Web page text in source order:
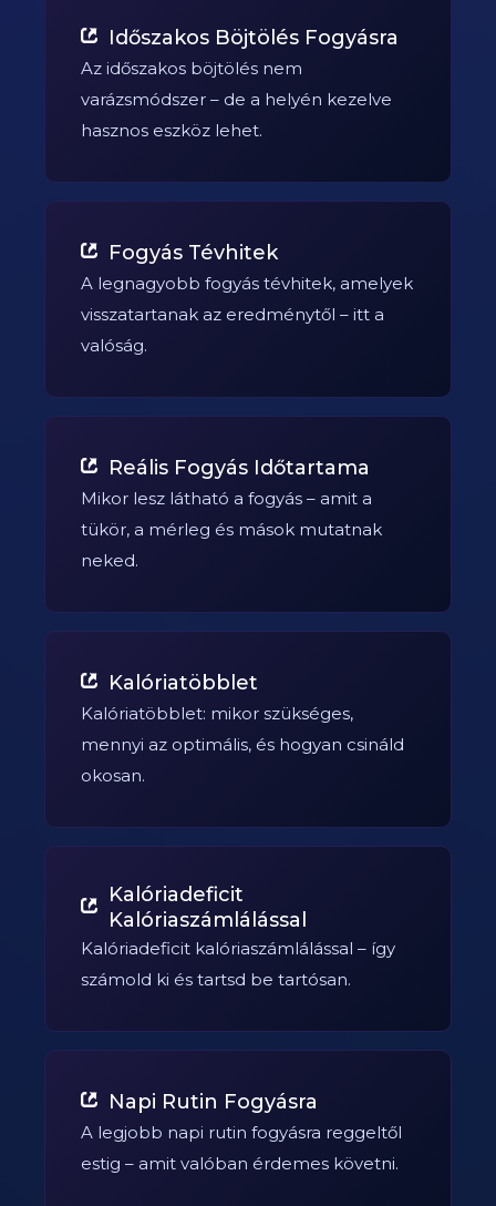
Időszakos Böjtölés Fogyásra
Az időszakos böjtölés nem
varázsmódszer – de a helyén kezelve
hasznos eszköz lehet.
Fogyás Tévhitek
A legnagyobb fogyás tévhitek, amelyek
visszatartanak az eredménytől – itt a
valóság.
Reális Fogyás Időtartama
Mikor lesz látható a fogyás – amit a
tükör, a mérleg és mások mutatnak
neked.
Kalóriatöbblet
Kalóriatöbblet: mikor szükséges,
mennyi az optimális, és hogyan csináld
okosan.
Kalóriadeficit
Kalóriaszámlálással
Kalóriadeficit kalóriaszámlálással – így
számold ki és tartsd be tartósan.
Napi Rutin Fogyásra
A legjobb napi rutin fogyásra reggeltől
estig – amit valóban érdemes követni.